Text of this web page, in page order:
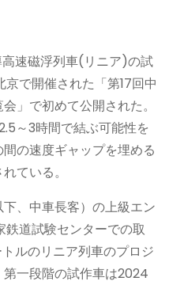
速磁浮列車(リニア)の試
で開催された「第17回中
」で初めて公開された。
～3時間で結ぶ可能性を
の速度ギャップを埋める
ている。
、中車長客）の上級エン
道試験センターでの取
ルのリニア列車のプロジ
一段階の試作車は2024